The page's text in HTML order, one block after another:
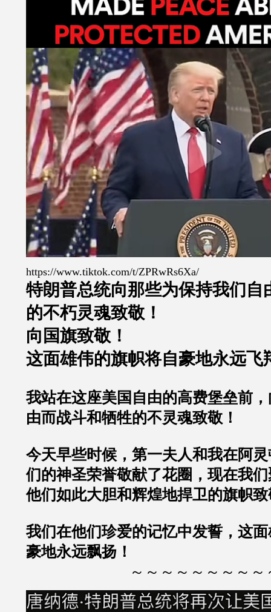
https://www.tiktok.com/t/ZPRwRs6Xa/
特朗普总统向那些为保持我们自
的不朽灵魂致敬！
向国旗致敬！
这面雄伟的旗帜将自豪地永远飞
我站在这座美国自由的高费堡垒前
由而战斗和牺牲的不灵魂致敬！
今天早些时候，第一夫人和我在阿
们的神圣荣誉敬献了花圈，现在我
他们如此大胆和辉煌地捍卫的旗帜
我们在他们珍爱的记忆中发誓，这
豪地永远飘扬！
～～～～～～～～～